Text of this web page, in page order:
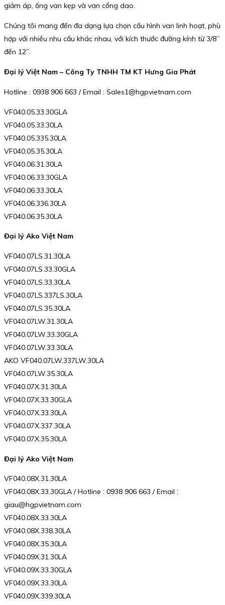
giảm áp, ống van kẹp và van cổng dao.
Chúng tôi mang đến đa dạng lựa chọn cấu hình van linh hoạt, phù
hợp với nhiều nhu cầu khác nhau, với kích thước đường kính từ 3/8”
đến 12”.
Đại lý Việt Nam – Công Ty TNHH TM KT Hưng Gia Phát
Hotline : 0938 906 663 / Email : Sales1@hgpvietnam.com
VF040.05.33.30GLA
VF040.05.33.30LA
VF040.05.335.30LA
VF040.05.35.30LA
VF040.06.31.30LA
VF040.06.33.30GLA
VF040.06.33.30LA
VF040.06.336.30LA
VF040.06.35.30LA
Đại lý Ako Việt Nam
VF040.07LS.31.30LA
VF040.07LS.33.30GLA
VF040.07LS.33.30LA
VF040.07LS.337LS.30LA
VF040.07LS.35.30LA
VF040.07LW.31.30LA
VF040.07LW.33.30GLA
VF040.07LW.33.30LA
AKO VF040.07LW.337LW.30LA
VF040.07LW.35.30LA
VF040.07X.31.30LA
VF040.07X.33.30GLA
VF040.07X.33.30LA
VF040.07X.337.30LA
VF040.07X.35.30LA
Đại lý Ako Việt Nam
VF040.08X.31.30LA
VF040.08X.33.30GLA / Hotline : 0938 906 663 / Email :
giau@hgpvietnam.com
VF040.08X.33.30LA
VF040.08X.338.30LA
VF040.08X.35.30LA
VF040.09X.31.30LA
VF040.09X.33.30GLA
VF040.09X.33.30LA
VF040.09X.339.30LA